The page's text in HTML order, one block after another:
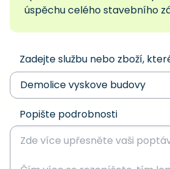
úspěchu celého stavebního
Zadejte službu nebo zboží,
Popište podrobnosti